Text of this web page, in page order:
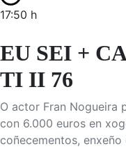
17:50 h
EU SEI +
TI II 76
O actor Fran Nogueira
con 6.000 euros en
coñecementos,